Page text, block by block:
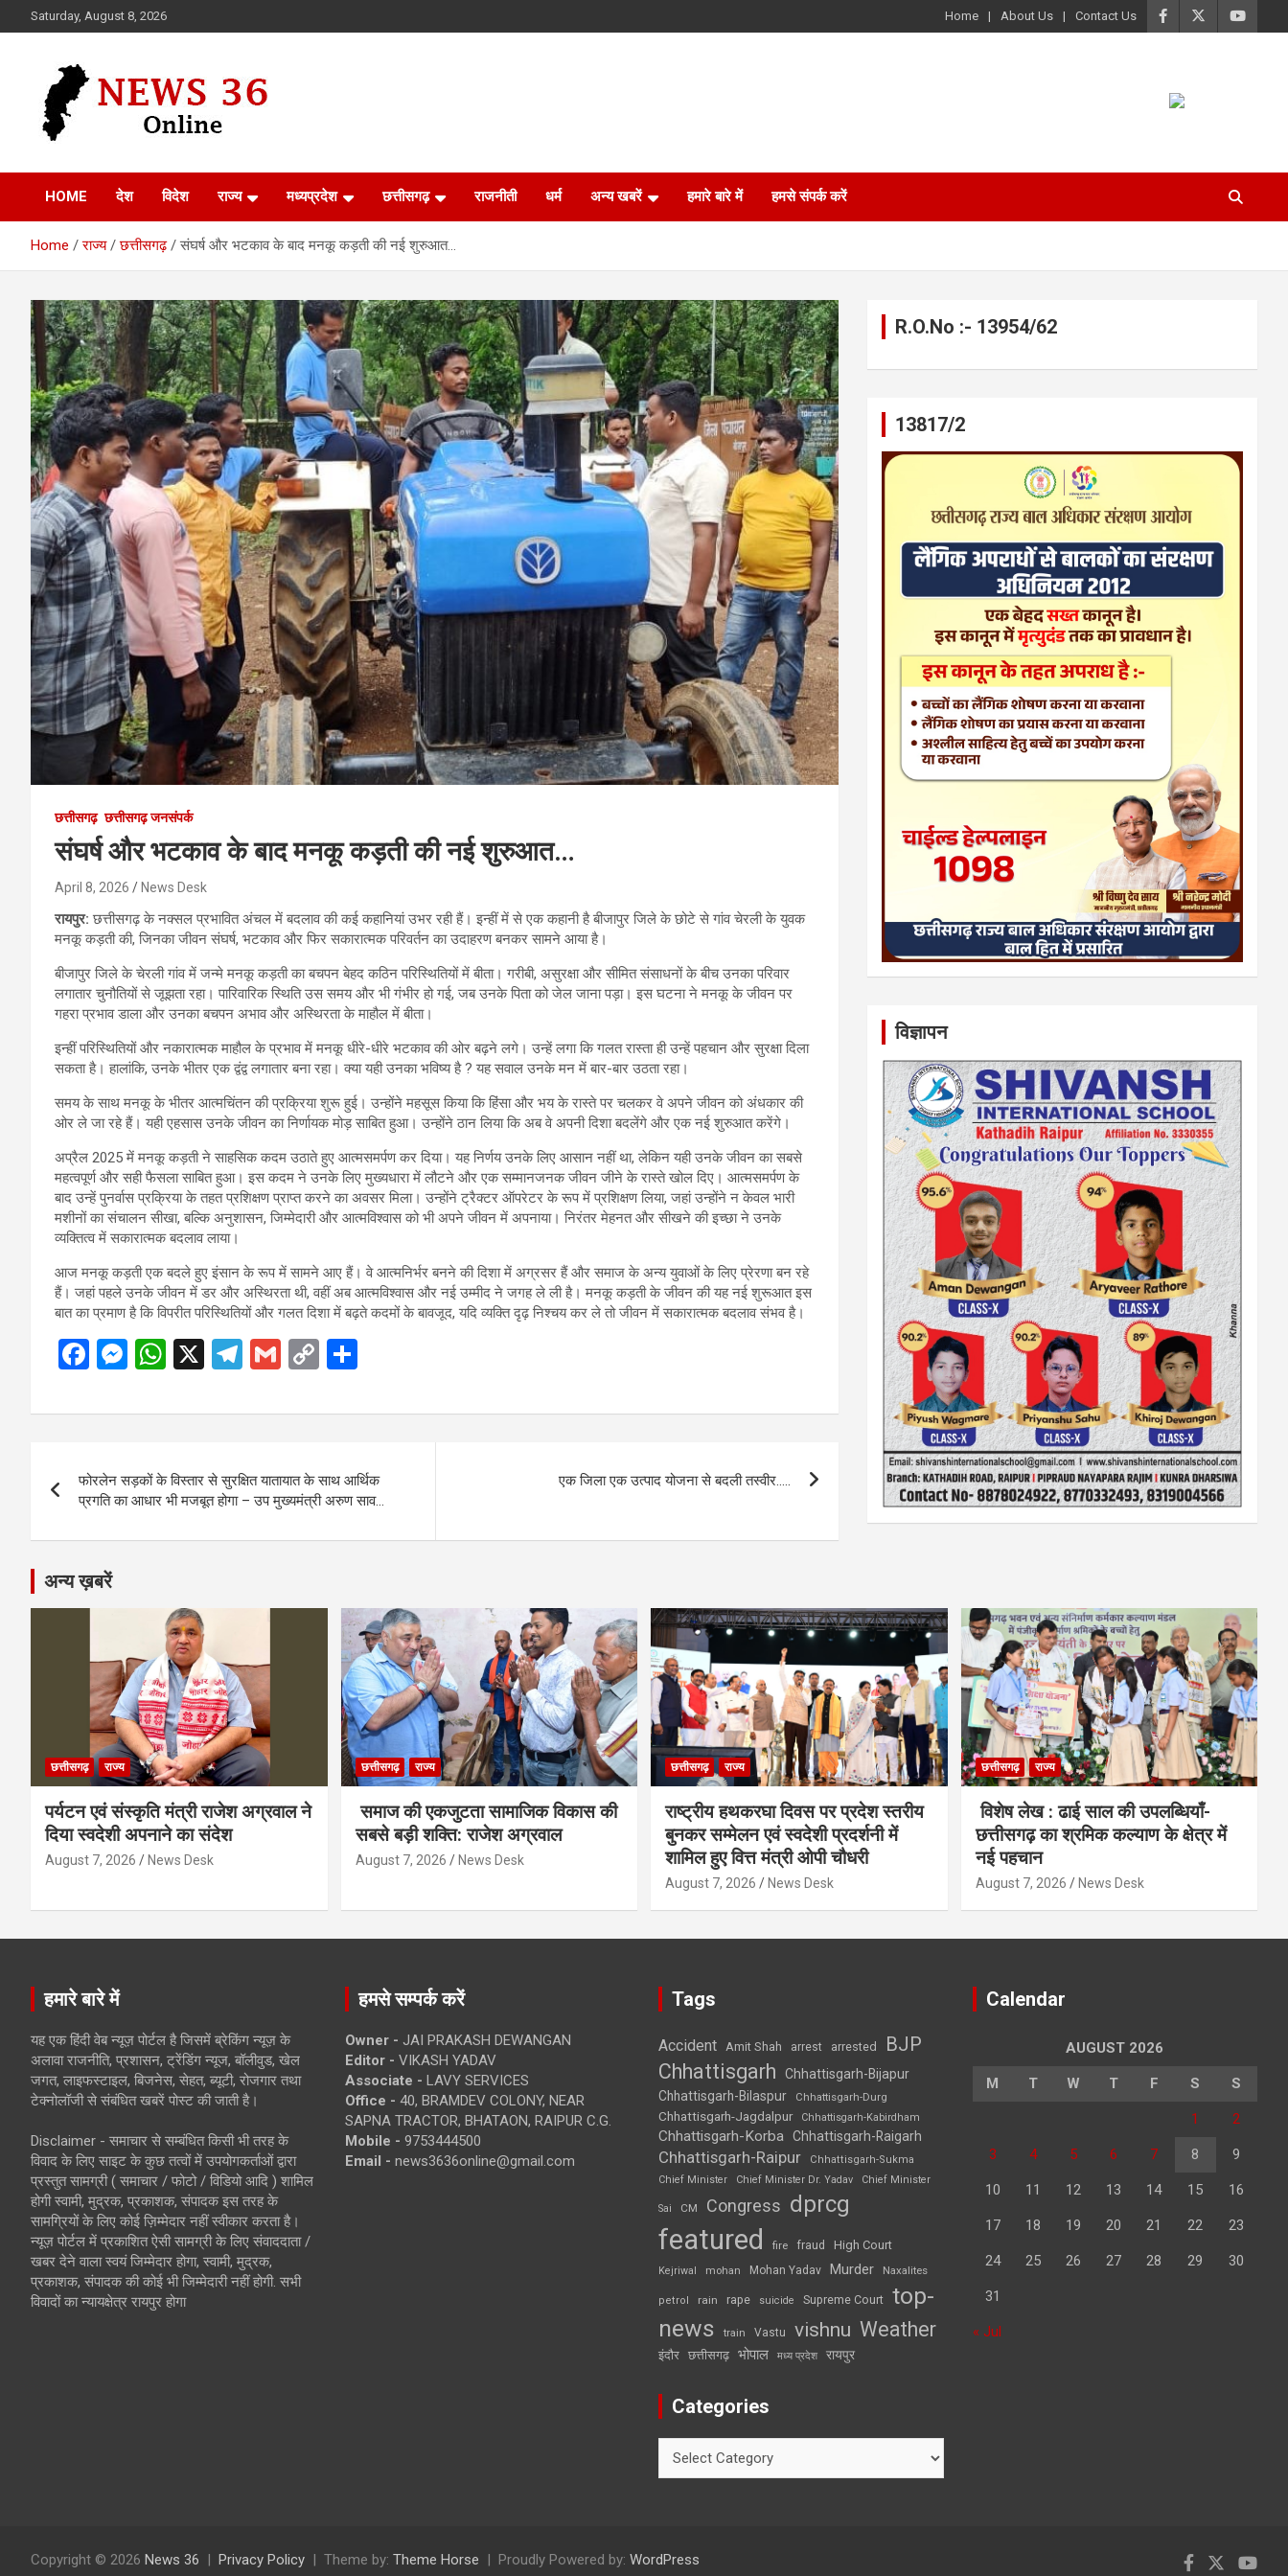
to
Saturday, August 8, 2026 Home About Us Contact Us
News 36
HOME देश विदेश राज्य मध्यप्रदेश छत्तीसगढ़ राजनीती धर्म अन्य खबरें हमारे बारे में हमसे संपर्क करें
Home राज्य छत्तीसगढ़ संघर्ष और भटकाव के बाद मनकू कड़ती की नई शुरुआत…
छत्तीसगढ़ छत्तीसगढ़ जनसंपर्क
संघर्ष और भटकाव के बाद मनकू कड़ती की नई शुरुआत…
April 8, 2026 News Desk
रायपुर:छत्तीसगढ़ के नक्सल प्रभावित अंचल में बदलाव की कई कहानियां उभर रही हैं। इन्हीं में से एक कहानी है बीजापुर जिले के छोटे से गांव चेरली के युवक
मनकू कड़ती की, जिनका जीवन संघर्ष, भटकाव और फिर सकारात्मक परिवर्तन का उदाहरण बनकर सामने आया है।
बीजापुर जिले के चेरली गांव में जन्मे मनकू कड़ती का बचपन बेहद कठिन परिस्थितियों में बीता। गरीबी, असुरक्षा और सीमित संसाधनों के बीच उनका परिवार
लगातार चुनौतियों से जूझता रहा। पारिवारिक स्थिति उस समय और भी गंभीर हो गई, जब उनके पिता को जेल जाना पड़ा। इस घटना ने मनकू के जीवन पर
गहरा प्रभाव डाला और उनका बचपन अभाव और अस्थिरता के माहौल में बीता।
इन्हीं परिस्थितियों और नकारात्मक माहौल के प्रभाव में मनकू धीरे-धीरे भटकाव की ओर बढ़ने लगे। उन्हें लगा कि गलत रास्ता ही उन्हें पहचान और सुरक्षा दिला
सकता है। हालांकि, उनके भीतर एक द्वंद्व लगातार बना रहा। क्या यही उनका भविष्य है ? यह सवाल उनके मन में बार-बार उठता रहा।
समय के साथ मनकू के भीतर आत्मचिंतन की प्रक्रिया शुरू हुई। उन्होंने महसूस किया कि हिंसा और भय के रास्ते पर चलकर वे अपने जीवन को अंधकार की
ओर ले जा रहे हैं। यही एहसास उनके जीवन का निर्णायक मोड़ साबित हुआ। उन्होंने ठान लिया कि अब वे अपनी दिशा बदलेंगे और एक नई शुरुआत करेंगे।
अप्रैल 2025 में मनकू कड़ती ने साहसिक कदम उठाते हुए आत्मसमर्पण कर दिया। यह निर्णय उनके लिए आसान नहीं था, लेकिन यही उनके जीवन का सबसे
महत्वपूर्ण और सही फैसला साबित हुआ। इस कदम ने उनके लिए मुख्यधारा में लौटने और एक सम्मानजनक जीवन जीने के रास्ते खोल दिए। आत्मसमर्पण के
बाद उन्हें पुनर्वास प्रक्रिया के तहत प्रशिक्षण प्राप्त करने का अवसर मिला। उन्होंने ट्रैक्टर ऑपरेटर के रूप में प्रशिक्षण लिया, जहां उन्होंने न केवल भारी
मशीनों का संचालन सीखा, बल्कि अनुशासन, जिम्मेदारी और आत्मविश्वास को भी अपने जीवन में अपनाया। निरंतर मेहनत और सीखने की इच्छा ने उनके
व्यक्तित्व में सकारात्मक बदलाव लाया।
आज मनकू कड़ती एक बदले हुए इंसान के रूप में सामने आए हैं। वे आत्मनिर्भर बनने की दिशा में अग्रसर हैं और समाज के अन्य युवाओं के लिए प्रेरणा बन रहे
हैं। जहां पहले उनके जीवन में डर और अस्थिरता थी, वहीं अब आत्मविश्वास और नई उम्मीद ने जगह ले ली है। मनकू कड़ती के जीवन की यह नई शुरूआत इस
बात का प्रमाण है कि विपरीत परिस्थितियों और गलत दिशा में बढ़ते कदमों के बावजूद, यदि व्यक्ति दृढ़ निश्चय कर ले तो जीवन में सकारात्मक बदलाव संभव है।
F
ce
o
o
k
M
se
g
er
W
at
A
p
p
X
T
e
a
m
G
ail
C
py
n
k
ar
navigation
फोरलेन सड़कों के विस्तार से सुरक्षित यातायात के साथ आर्थिक
प्रगति का आधार भी मजबूत होगा – उप मुख्यमंत्री अरुण साव…
एक जिला एक उत्पाद योजना से बदली तस्वीर…..
R.O.No :- 13954/62
13817/2
विज्ञापन
अन्य ख़बरें
छत्तीसगढ़ राज्य
पर्यटन एवं संस्कृति मंत्री राजेश अग्रवाल ने
दिया स्वदेशी अपनाने का संदेश
August 7, 2026 News Desk
छत्तीसगढ़ राज्य
समाज की एकजुटता सामाजिक विकास की
सबसे बड़ी शक्ति: राजेश अग्रवाल
August 7, 2026 News Desk
छत्तीसगढ़ राज्य
राष्ट्रीय हथकरघा दिवस पर प्रदेश स्तरीय
बुनकर सम्मेलन एवं स्वदेशी प्रदर्शनी में
शामिल हुए वित्त मंत्री ओपी चौधरी
August 7, 2026 News Desk
छत्तीसगढ़ राज्य
विशेष लेख : ढाई साल की उपलब्धियाँ-
छत्तीसगढ़ का श्रमिक कल्याण के क्षेत्र में
नई पहचान
August 7, 2026 News Desk
हमारे बारे में
यह एक हिंदी वेब न्यूज़ पोर्टल है जिसमें ब्रेकिंग न्यूज़ के
अलावा राजनीति, प्रशासन, ट्रेंडिंग न्यूज, बॉलीवुड, खेल
जगत, लाइफस्टाइल, बिजनेस, सेहत, ब्यूटी, रोजगार तथा
टेक्नोलॉजी से संबंधित खबरें पोस्ट की जाती है।
Disclaimer - समाचार से सम्बंधित किसी भी तरह के
विवाद के लिए साइट के कुछ तत्वों में उपयोगकर्ताओं द्वारा
प्रस्तुत सामग्री ( समाचार / फोटो / विडियो आदि ) शामिल
होगी स्वामी, मुद्रक, प्रकाशक, संपादक इस तरह के
सामग्रियों के लिए कोई ज़िम्मेदार नहीं स्वीकार करता है।
न्यूज़ पोर्टल में प्रकाशित ऐसी सामग्री के लिए संवाददाता /
खबर देने वाला स्वयं जिम्मेदार होगा, स्वामी, मुद्रक,
प्रकाशक, संपादक की कोई भी जिम्मेदारी नहीं होगी. सभी
विवादों का न्यायक्षेत्र रायपुर होगा
हमसे सम्पर्क करें
Owner - JAI PRAKASH DEWANGAN
Editor - VIKASH YADAV
Associate - LAVY SERVICES
Office - 40, BRAMDEV COLONY, NEAR
SAPNA TRACTOR, BHATAON, RAIPUR C.G.
Mobile - 9753444500
Email - news3636online@gmail.com
Tags
Accident Amit Shah arrest arrested BJP
Chhattisgarh
Chhattisgarh-Bijapur
Chhattisgarh-Bilaspur
Chhattisgarh-Durg
Chhattisgarh-Jagdalpur Chhattisgarh-Kabirdham
Chhattisgarh-Korba Chhattisgarh-Raigarh
Chhattisgarh-Raipur
Chhattisgarh-Sukma
Chief Minister
Chief Minister Dr. Yadav Chief Minister
Sai CM Congress dprcg
featured fire fraud High Court
Kejriwal mohan Mohan Yadav Murder Naxalites
petrol rain rape suicide Supreme Court top-
news
train Vastu vishnu Weather
इंदौर छत्तीसगढ़ भोपाल मध्य प्रदेश रायपुर
Categories
Calendar
AUGUST 2026
M T W T F S S
1 2
3 4 5 6 7 8 9
10 11 12 13 14 15 16
17 18 19 20 21 22 23
24 25 26 27 28 29 30
31
« Jul
Copyright © 2026 News 36 Privacy Policy Theme by: Theme Horse Proudly Powered by: WordPress